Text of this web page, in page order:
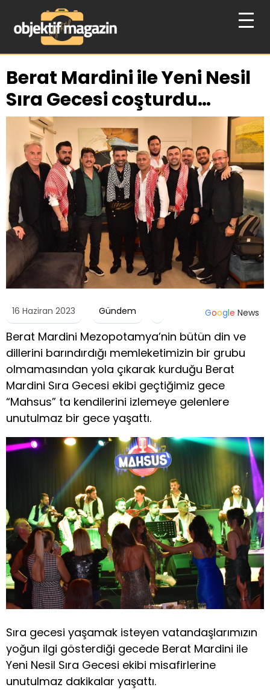
Berat Mardini ile Yeni Nesil
Sıra Gecesi coşturdu…
16 Haziran 2023 Gündem Google News
Berat Mardini Mezopotamya’nin bütün din ve
dillerini barındırdığı memleketimizin bir grubu
olmamasından yola çıkarak kurduğu Berat
Mardini Sıra Gecesi ekibi geçtiğimiz gece
“Mahsus” ta kendilerini izlemeye gelenlere
unutulmaz bir gece yaşattı.
Sıra gecesi yaşamak isteyen vatandaşlarımızın
yoğun ilgi gösterdiği gecede Berat Mardini ile
Yeni Nesil Sıra Gecesi ekibi misafirlerine
unutulmaz dakikalar yaşattı.